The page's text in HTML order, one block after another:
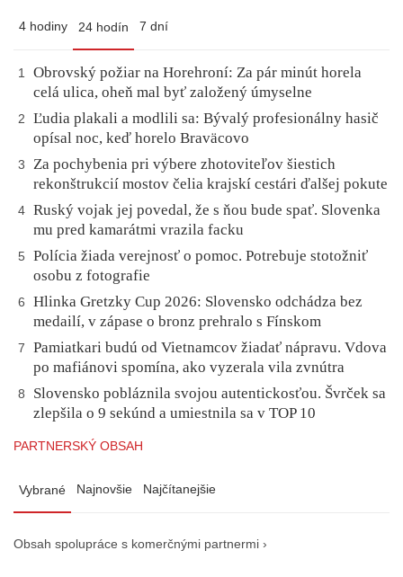
4 hodiny 24 hodín 7 dní
1
Obrovský požiar na Horehroní: Za pár minút horela
celá ulica, oheň mal byť založený úmyselne
2
Ľudia plakali a modlili sa: Bývalý profesionálny hasič
opísal noc, keď horelo Braväcovo
3
Za pochybenia pri výbere zhotoviteľov šiestich
rekonštrukcií mostov čelia krajskí cestári ďalšej pokute
4 Ruský vojak jej povedal, že s ňou bude spať. Slovenka
mu pred kamarátmi vrazila facku
5
Polícia žiada verejnosť o pomoc. Potrebuje stotožniť
osobu z fotografie
6
Hlinka Gretzky Cup 2026: Slovensko odchádza bez
medailí, v zápase o bronz prehralo s Fínskom
7
Pamiatkari budú od Vietnamcov žiadať nápravu. Vdova
po mafiánovi spomína, ako vyzerala vila zvnútra
8
Slovensko pobláznila svojou autentickosťou. Švrček sa
zlepšila o 9 sekúnd a umiestnila sa v TOP 10
PARTNERSKÝ OBSAH
Vybrané Najnovšie Najčítanejšie
Obsah spolupráce s komerčnými partnermi ›